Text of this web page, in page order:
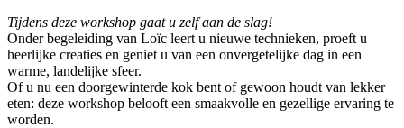
Tijdens deze workshop gaat u zelf aan de slag!
Onder begeleiding van Loïc leert u nieuwe technieken, proeft u
heerlijke creaties en geniet u van een onvergetelijke dag in een
warme, landelijke sfeer.
Of u nu een doorgewinterde kok bent of gewoon houdt van lekker
eten: deze workshop belooft een smaakvolle en gezellige ervaring te
worden.